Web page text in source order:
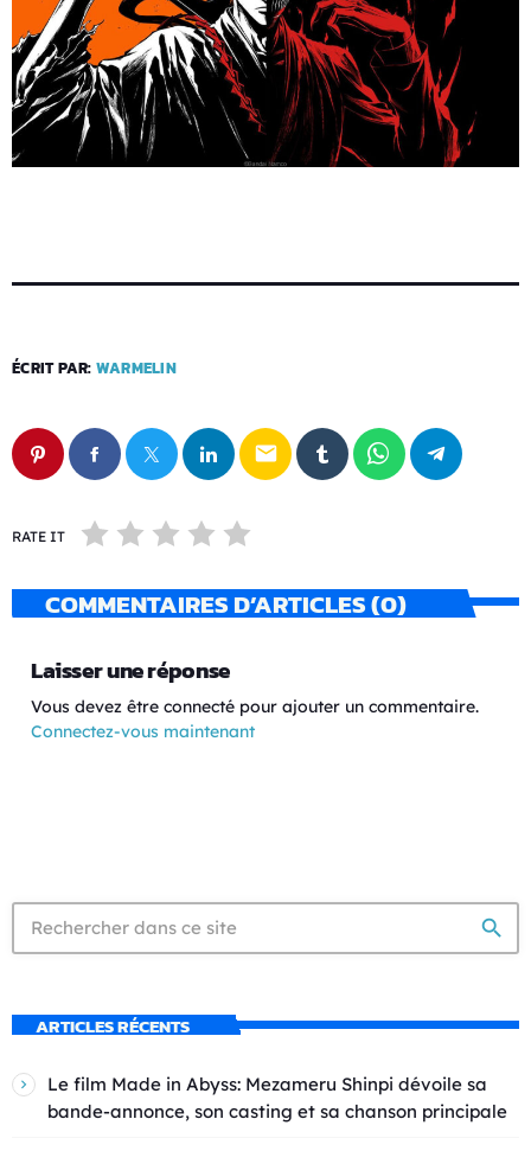
ÉCRIT PAR: WARMELIN
email
RATE IT
COMMENTAIRES D’ARTICLES (0)
Laisser une réponse
Vous devez être connecté pour ajouter un commentaire.
Connectez-vous maintenant
search
ARTICLES RÉCENTS
Le film Made in Abyss: Mezameru Shinpi dévoile sa
bande-annonce, son casting et sa chanson principale